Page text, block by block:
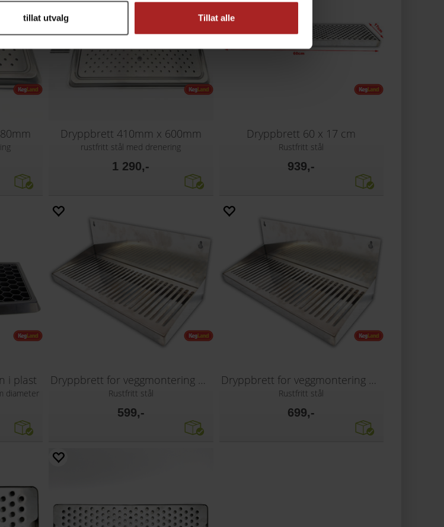
tillat utvalg Tillat alle
Dryppbrett 410mm x 600mm
rustfritt stål med drenering
1 290,-
Dryppbrett 60 x 17 cm
Rustfritt stål
939,-
i plast
diameter
Dryppbrett for veggmontering 30 x 17 cm
Rustfritt stål
599,-
Dryppbrett for veggmontering 40 x 17 cm
Rustfritt stål
699,-